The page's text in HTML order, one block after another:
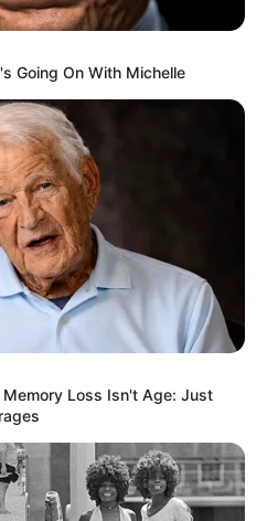
REFORMAS EN EL PAÍS
“Gobierno Petro quiere
estatizar los recursos de la
salud y de las pensiones”
Paloma Valencia
GUSTAVO PETRO
Este miércoles en
Santander se hará un
contra del presidente
Petro
REFORMAS EN EL PAÍS
Going On With Michelle
Loss Isn't Age: Just